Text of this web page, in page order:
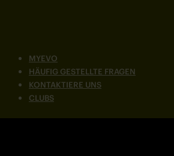
MYEVO
HÄUFIG GESTELLTE FRAGEN
KONTAKTIERE UNS
CLUBS